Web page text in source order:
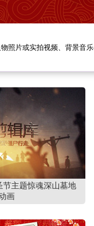
物照片或实拍视频、背景音
主题惊魂深山墓地
画